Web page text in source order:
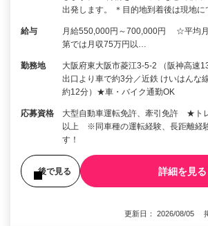
出発します。 ＊目的地到着後は現地
給与
月給550,000円～700,000円 ☆平均月
第では月収75万円以…
勤務地
大阪府東大阪市菱江3-5-2 （阪神高速
出口より車で約3分／近鉄 けいはんな
約12分）★車・バイク通勤OK
応募資格
大型自動車運転免許、牽引免許 ★ト
以上 ※同車種の運転経験、長距離経
す！
後で見る 詳細を見る
更新日： 2026/08/05